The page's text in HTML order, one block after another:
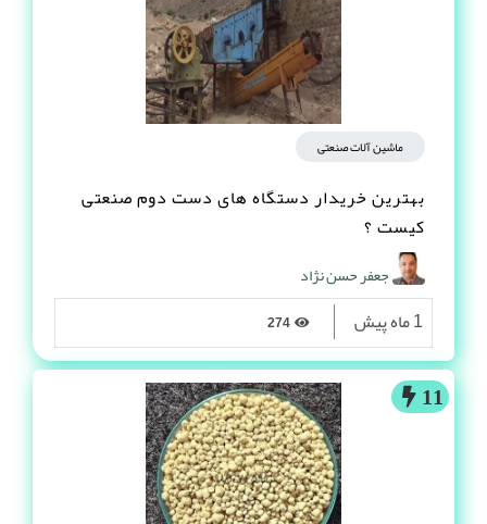
ماشین آلات صنعتی
بهترین خریدار دستگاه های دست دوم صنعتی
کیست ؟
جعفر حسن نژاد
1 ماه پیش
11